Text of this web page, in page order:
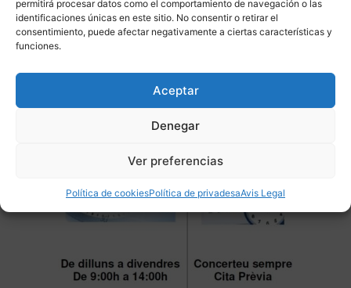
permitirá procesar datos como el comportamiento de navegación o las
identificaciones únicas en este sitio. No consentir o retirar el
consentimiento, puede afectar negativamente a ciertas características y
funciones.
Aceptar
Denegar
Ver preferencias
Política de cookiesPolítica de privadesaAvis Legal
Col·laboració d’Enginyers Tècnics per a valoracions i
peritatge de locals i maquinària, confecció de projectes per
obertura de nous locals, obtenció llicències mediambientals i
tramitació davant ajuntaments.